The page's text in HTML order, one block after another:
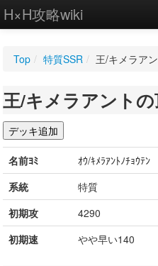
H×H攻略wiki
WIKI
設定
Top / 特質SSR / 王/キメラア
王/キメラアント
名前ﾖﾐ
ｵｳ/ｷﾒﾗｱﾝﾄﾉﾁｮｳﾃﾝ
系統
特質
初期攻
4290
初期速
やや早い140